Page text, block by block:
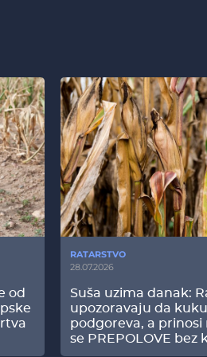
od
RATARSTVO
28.07.2026
Suša uzima danak:
upozoravaju da
podgoreva, a prinosi
se PREPOLOVE bez